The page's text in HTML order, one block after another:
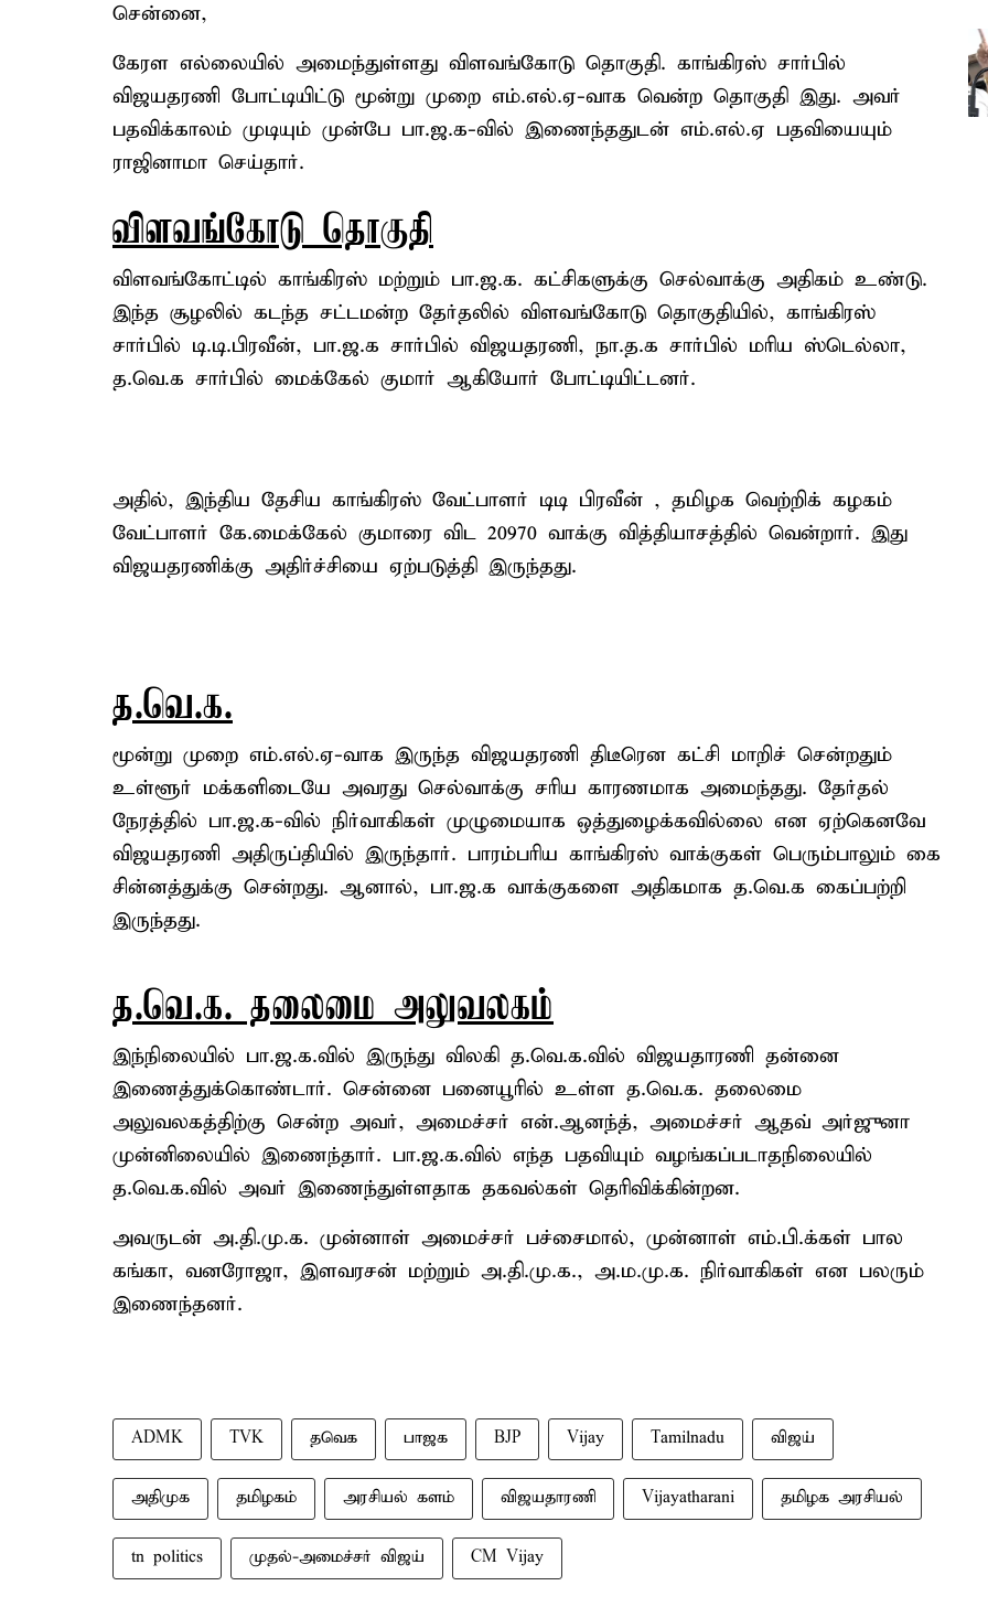
சென்னை,
கேரள எல்லையில் அமைந்துள்ளது விளவங்கோடு தொகுதி. காங்கிரஸ் சார்பில்
விஜயதரணி போட்டியிட்டு மூன்று முறை எம்.எல்.ஏ-வாக வென்ற தொகுதி இது. அவர்
பதவிக்காலம் முடியும் முன்பே பா.ஜ.க-வில் இணைந்ததுடன் எம்.எல்.ஏ பதவியையும்
ராஜினாமா செய்தார்.
விளவங்கோடு தொகுதி
விளவங்கோட்டில் காங்கிரஸ் மற்றும் பா.ஜ.க. கட்சிகளுக்கு செல்வாக்கு அதிகம் உண்டு.
இந்த சூழலில் கடந்த சட்டமன்ற தேர்தலில் விளவங்கோடு தொகுதியில், காங்கிரஸ்
சார்பில் டி.டி.பிரவீன், பா.ஜ.க சார்பில் விஜயதரணி, நா.த.க சார்பில் மரிய ஸ்டெல்லா,
த.வெ.க சார்பில் மைக்கேல் குமார் ஆகியோர் போட்டியிட்டனர்.
அதில், இந்திய தேசிய காங்கிரஸ் வேட்பாளர் டிடி பிரவீன் , தமிழக வெற்றிக் கழகம்
வேட்பாளர் கே.மைக்கேல் குமாரை விட 20970 வாக்கு வித்தியாசத்தில் வென்றார். இது
விஜயதரணிக்கு அதிர்ச்சியை ஏற்படுத்தி இருந்தது.
த.வெ.க.
மூன்று முறை எம்.எல்.ஏ-வாக இருந்த விஜயதரணி திடீரென கட்சி மாறிச் சென்றதும்
உள்ளூர் மக்களிடையே அவரது செல்வாக்கு சரிய காரணமாக அமைந்தது. தேர்தல்
நேரத்தில் பா.ஜ.க-வில் நிர்வாகிகள் முழுமையாக ஒத்துழைக்கவில்லை என ஏற்கெனவே
விஜயதரணி அதிருப்தியில் இருந்தார். பாரம்பரிய காங்கிரஸ் வாக்குகள் பெரும்பாலும் கை
சின்னத்துக்கு சென்றது. ஆனால், பா.ஜ.க வாக்குகளை அதிகமாக த.வெ.க கைப்பற்றி
இருந்தது.
த.வெ.க. தலைமை அலுவலகம்
இந்நிலையில் பா.ஜ.க.வில் இருந்து விலகி த.வெ.க.வில் விஜயதாரணி தன்னை
இணைத்துக்கொண்டார். சென்னை பனையூரில் உள்ள த.வெ.க. தலைமை
அலுவலகத்திற்கு சென்ற அவர், அமைச்சர் என்.ஆனந்த், அமைச்சர் ஆதவ் அர்ஜுனா
முன்னிலையில் இணைந்தார். பா.ஜ.க.வில் எந்த பதவியும் வழங்கப்படாதநிலையில்
த.வெ.க.வில் அவர் இணைந்துள்ளதாக தகவல்கள் தெரிவிக்கின்றன.
அவருடன் அ.தி.மு.க. முன்னாள் அமைச்சர் பச்சைமால், முன்னாள் எம்.பி.க்கள் பால
கங்கா, வனரோஜா, இளவரசன் மற்றும் அ.தி.மு.க., அ.ம.மு.க. நிர்வாகிகள் என பலரும்
இணைந்தனர்.
ADMK TVK தவெக பாஜக BJP Vijay Tamilnadu விஜய்
அதிமுக தமிழகம் அரசியல் களம் விஜயதாரணி Vijayatharani தமிழக அரசியல்
tn politics முதல்-அமைச்சர் விஜய் CM Vijay